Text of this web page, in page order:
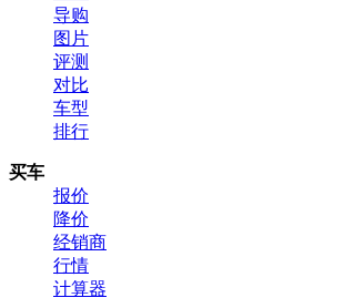
导购
图片
评测
对比
车型
排行
买车
报价
降价
经销商
行情
计算器